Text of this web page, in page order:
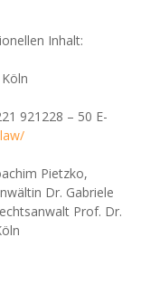
Inhalt:
921228 – 50 E-
Pietzko,
Dr. Gabriele
Prof. Dr.